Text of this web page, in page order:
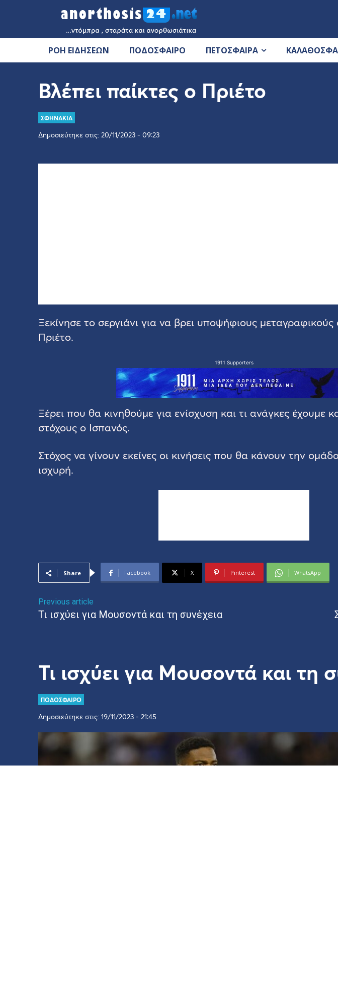
ΡΟΗ ΕΙΔΗΣΕΩΝ ΠΟΔΟΣΦΑΙΡΟ ΠΕΤΟΣΦΑΙΡΑ
Βλέπει παίκτες ο Πριέτο
ΣΦΗΝΑΚΙΑ
Δημοσιεύτηκε στις: 20/11/2023 - 09:23
Ξεκίνησε το σεργιάνι για να βρει υποψήφιους
Πριέτο.
1911 Supporters
Ξέρει που θα κινηθούμε για ενίσχυση και τι ανάγκες έχουμε
στόχους ο Ισπανός.
Στόχος να γίνουν εκείνες οι κινήσεις που θα κάνουν την
ισχυρή.
Share Facebook X Pinterest WhatsApp
Previous article
Τι ισχύει για Μουσοντά και τη συνέχεια